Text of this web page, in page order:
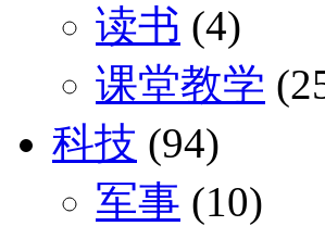
读书 (4)
课堂教学
科技 (94)
军事 (10)